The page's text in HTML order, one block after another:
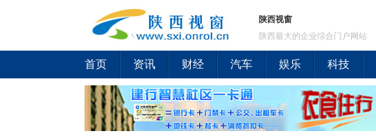
陕西视窗
陕西最大的企业综合门户网站
首页 资讯 财经 汽车 娱乐 科技